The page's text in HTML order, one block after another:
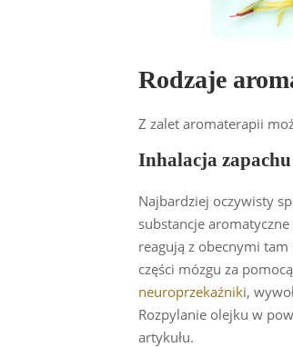
Rodzaje
Z zalet aromaterapii
Inhalacja
Najbardziej oczywisty
substancje
reagują z obecnymi tam
części mózgu za
neuroprzekaźniki,
Rozpylanie olejku w
artykułu.